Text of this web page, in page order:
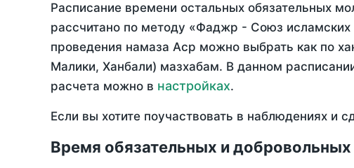
Расписание времени остальных обязательных
рассчитано по методу «Фаджр - Союз
проведения намаза Аср можно выбрать как по
Малики, Ханбали) мазхабам. В данном
расчета можно в настройках.
Если вы хотите поучаствовать в наблюдениях и
Время обязательных и добровольных